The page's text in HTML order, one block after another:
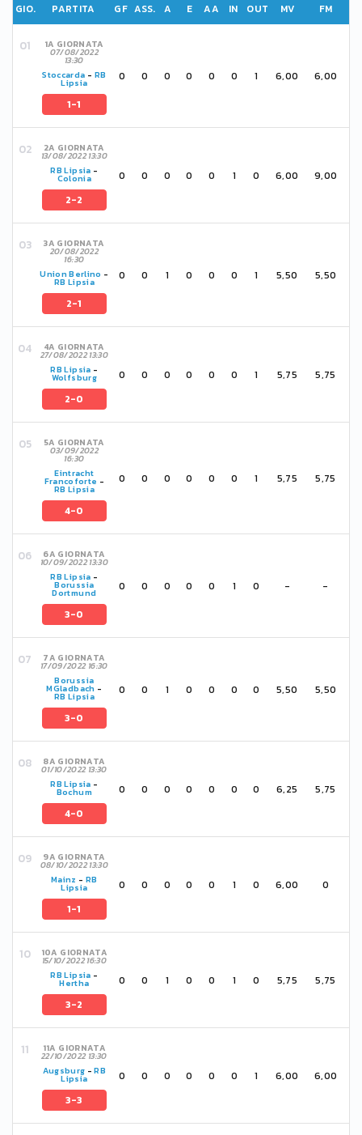
GIO. PARTITA GF ASS. A E AA IN OUT MV FM
1A GIORNATA
07/08/2022
13:30
Stoccarda - RB
Lipsia
1-1
0 0 0 0 0 0 1 6,00 6,00
2A GIORNATA
13/08/2022 13:30
RB Lipsia -
Colonia
2-2
0 0 0 0 0 1 0 6,00 9,00
3A GIORNATA
20/08/2022
16:30
Union Berlino -
RB Lipsia
2-1
0 0 1 0 0 0 1 5,50 5,50
4A GIORNATA
27/08/2022 13:30
RB Lipsia -
Wolfsburg
2-0
0 0 0 0 0 0 1 5,75 5,75
5A GIORNATA
03/09/2022
16:30
Eintracht
Francoforte -
RB Lipsia
4-0
0 0 0 0 0 0 1 5,75 5,75
6A GIORNATA
10/09/2022 13:30
RB Lipsia -
Borussia
Dortmund
3-0
0 0 0 0 0 1 0 - -
7A GIORNATA
17/09/2022 16:30
Borussia
MGladbach -
RB Lipsia
3-0
0 0 1 0 0 0 0 5,50 5,50
8A GIORNATA
01/10/2022 13:30
RB Lipsia -
Bochum
4-0
0 0 0 0 0 0 0 6,25 5,75
9A GIORNATA
08/10/2022 13:30
Mainz - RB
Lipsia
1-1
0 0 0 0 0 1 0 6,00 0
10A GIORNATA
15/10/2022 16:30
RB Lipsia -
Hertha
3-2
0 0 1 0 0 1 0 5,75 5,75
11A GIORNATA
22/10/2022 13:30
Augsburg -RB
Lipsia
3-3
0 0 0 0 0 0 1 6,00 6,00